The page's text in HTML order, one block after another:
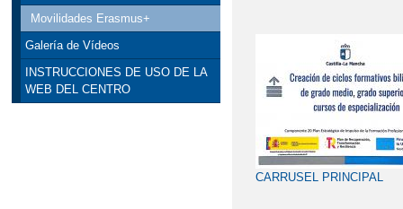
Movilidades Erasmus+
Galería de Vídeos
INSTRUCCIONES DE USO DE LA
WEB DEL CENTRO
CARRUSEL PRINCIPAL